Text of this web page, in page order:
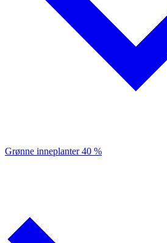
Grønne inneplanter40 %